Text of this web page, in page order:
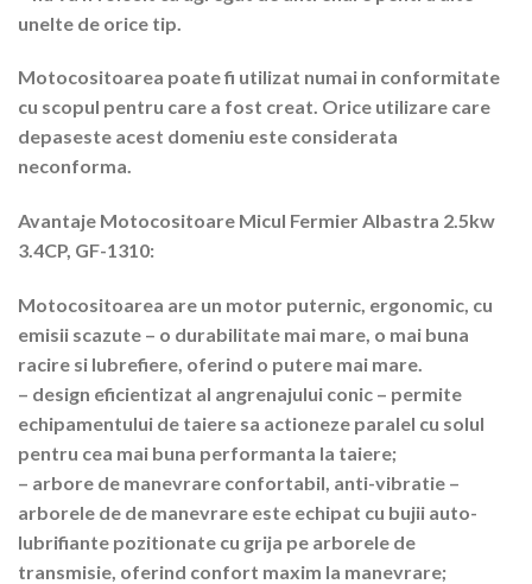
unelte de orice tip.
Motocositoarea poate fi utilizat numai in conformitate
cu scopul pentru care a fost creat. Orice utilizare care
depaseste acest domeniu este considerata
neconforma.
Avantaje Motocositoare Micul Fermier Albastra 2.5kw
3.4CP, GF-1310:
Motocositoarea are un motor puternic, ergonomic, cu
emisii scazute – o durabilitate mai mare, o mai buna
racire si lubrefiere, oferind o putere mai mare.
– design eficientizat al angrenajului conic – permite
echipamentului de taiere sa actioneze paralel cu solul
pentru cea mai buna performanta la taiere;
– arbore de manevrare confortabil, anti-vibratie –
arborele de de manevrare este echipat cu bujii auto-
lubrifiante pozitionate cu grija pe arborele de
transmisie, oferind confort maxim la manevrare;